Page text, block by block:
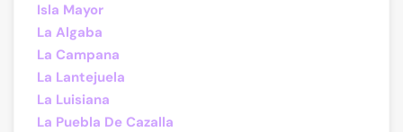
Isla Mayor
La Algaba
La Campana
La Lantejuela
La Luisiana
La Puebla De Cazalla